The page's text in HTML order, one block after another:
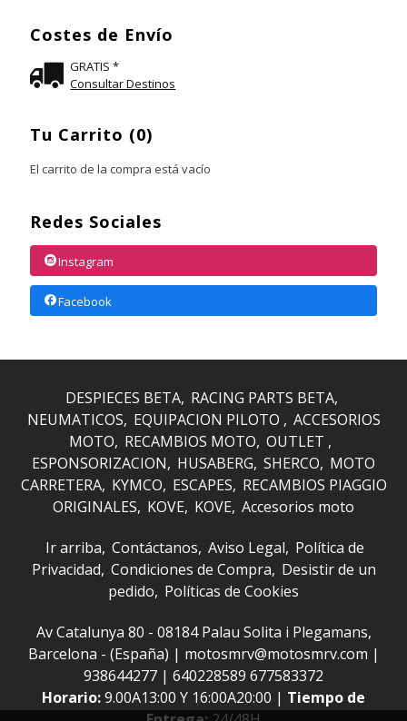
Costes de Envío
GRATIS *
Consultar Destinos
Tu Carrito (0)
El carrito de la compra está vacío
Redes Sociales
Instagram
Facebook
DESPIECES BETA RACING PARTS BETA
NEUMATICOS EQUIPACION PILOTO
ACCESORIOS
MOTO RECAMBIOS MOTO OUTLET
ESPONSORIZACION
HUSABERG SHERCO MOTO
CARRETERA KYMCO ESCAPES RECAMBIOS PIAGGIO
ORIGINALES KOVE KOVE Accesorios moto
Ir arriba Contáctanos Aviso Legal Política de
Privacidad Condiciones de Compra Desistir de un
pedido Políticas de Cookies
Av Catalunya 80 - 08184 Palau Solita i Plegamans,
Barcelona - (España) | motosmrv@motosmrv.com |
938644277 | 640228589 677583372
Horario:9.00A13:00 Y 16:00A20:00 | Tiempo de